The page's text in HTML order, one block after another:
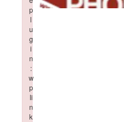
p
l
u
g
i
n
:
w
p
li
n
k